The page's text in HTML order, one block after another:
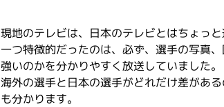
現地のテレビは、日本のテレビとはちょっ
一つ特徴的だったのは、必ず、選手の写真
強いのかを分かりやすく放送していました。
海外の選手と日本の選手がどれだけ差があ
も分かります。